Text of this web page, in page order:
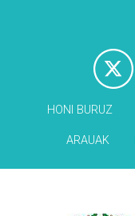
HONI BURUZ
ARAUAK